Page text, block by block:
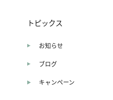
トピックス
お知らせ
ブログ
キャンペーン